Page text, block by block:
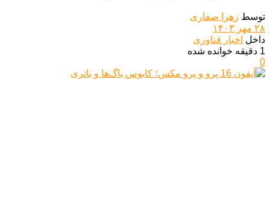
توسط زهرا صفاری
۲۸ مهر ۱۴۰۳
داخل اخبار فناوری
1 دقیقه خوانده شده
0